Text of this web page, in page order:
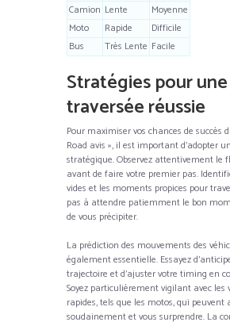
Camion Lente
Moyenne
Moto
Rapide
Difficile
Bus
Très Lente Facile
Stratégies pour une
traversée réussie
Pour maximiser vos chances de succès
Road avis », il est important d’adopter
stratégique. Observez attentivement le
avant de faire votre premier pas.
vides et les moments propices pour
pas à attendre patiemment le bon
de vous précipiter.
La prédiction des mouvements des
également essentielle. Essayez
trajectoire et d’ajuster votre timing en
Soyez particulièrement vigilant avec les
rapides, tels que les motos, qui peuvent
soudainement et vous surprendre. La